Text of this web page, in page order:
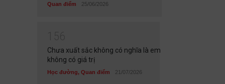
Quan điểm 25/06/2026
Chưa xuất sắc không có nghĩa là em
không có giá trị
Học đường, Quan điểm 21/07/2026